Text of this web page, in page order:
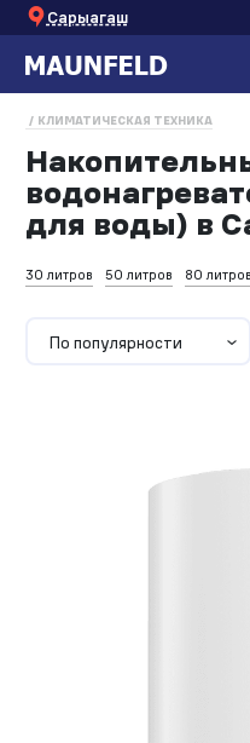
Сарыагаш
КЛИМАТИЧЕСКАЯ ТЕХНИКА
для воды) в
30 литров 50 литров 80 литров
По популярности